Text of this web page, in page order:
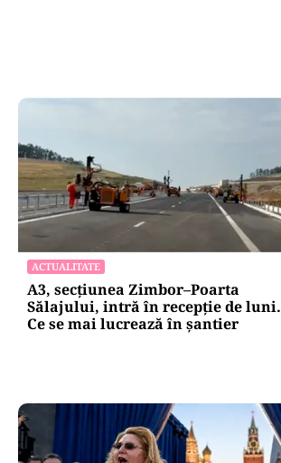
ACTUALITATE
A3, secțiunea Zimbor–Poarta
Sălajului, intră în recepție de luni.
Ce se mai lucrează în șantier